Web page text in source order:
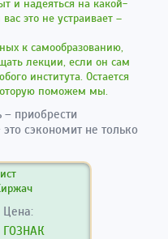
и надеяться на какой-
это не устраивает –
к самообразованию,
лекции, если он сам
института. Остается
поможем мы.
– приобрести
сэкономит не только
Цена:
ГОЗНАК